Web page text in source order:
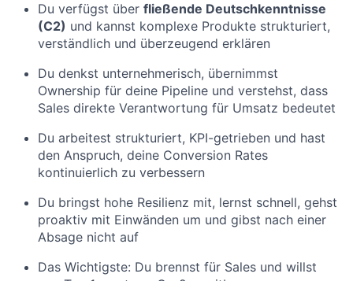
Du verfügst über fließende Deutschkenntnisse
(C2) und kannst komplexe Produkte strukturiert,
verständlich und überzeugend erklären
Du denkst unternehmerisch, übernimmst
Ownership für deine Pipeline und verstehst, dass
Sales direkte Verantwortung für Umsatz bedeutet
Du arbeitest strukturiert, KPI-getrieben und hast
den Anspruch, deine Conversion Rates
kontinuierlich zu verbessern
Du bringst hohe Resilienz mit, lernst schnell, gehst
proaktiv mit Einwänden um und gibst nach einer
Absage nicht auf
Das Wichtigste: Du brennst für Sales und willst